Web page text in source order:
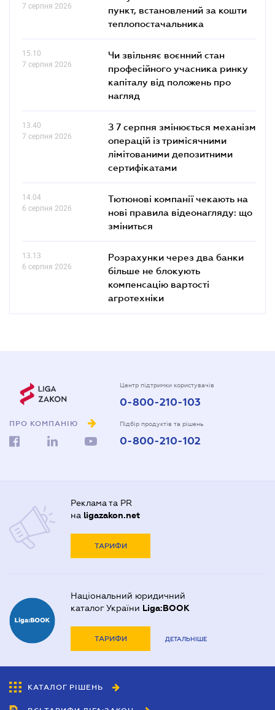
7 серпня 2026
пункт, встановлений за кошти
теплопостачальника
15.10
7 серпня 2026
Чи звільняє воєнний стан
професійного учасника ринку
капіталу від положень про
нагляд
13.40
7 серпня 2026
З 7 серпня змінюється механізм
операцій із тримісячними
лімітованими депозитними
сертифікатами
14.04
6 серпня 2026
Тютюнові компанії чекають на
нові правила відеонагляду: що
зміниться
13.13
6 серпня 2026
Розрахунки через два банки
більше не блокують
компенсацію вартості
агротехніки
ПРО КОМПАНІЮ
Центр підтримки користувачів
0-800-210-103
Підбір продуктів та рішень
0-800-210-102
Реклама та PR
на ligazakon.net
ТАРИФИ
Національний юридичний
каталог України Liga:BOOK
ТАРИФИ ДЕТАЛЬНІШЕ
КАТАЛОГ РІШЕНЬ